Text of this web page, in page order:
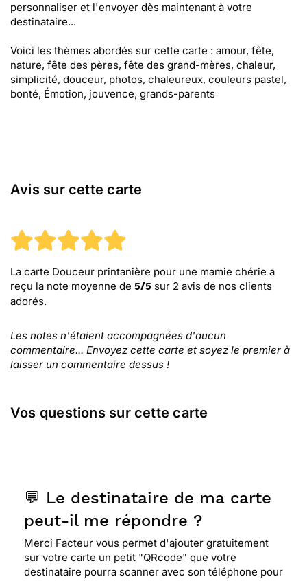
personnaliser et l'envoyer dès maintenant à votre
destinataire...
Voici les thèmes abordés sur cette carte : amour, fête,
nature, fête des pères, fête des grand-mères, chaleur,
simplicité, douceur, photos, chaleureux, couleurs pastel,
bonté, Émotion, jouvence, grands-parents
Avis sur cette carte
La carte Douceur printanière pour une mamie chérie a
reçu la note moyenne de 5/5 sur 2 avis de nos clients
adorés.
Les notes n'étaient accompagnées d'aucun
commentaire... Envoyez cette carte et soyez le premier à
laisser un commentaire dessus !
Vos questions sur cette carte
💬 Le destinataire de ma carte
peut-il me répondre ?
Merci Facteur vous permet d'ajouter gratuitement
sur votre carte un petit "QRcode" que votre
destinataire pourra scanner avec son téléphone pour